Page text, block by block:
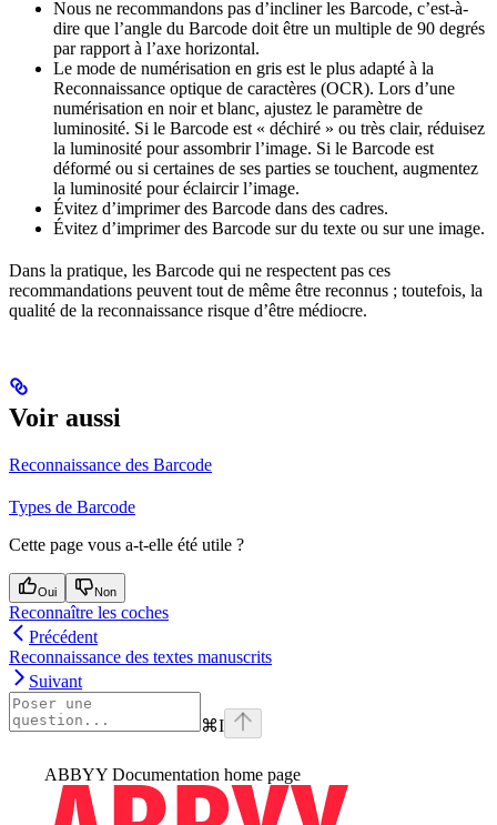
Nous ne recommandons pas d’incliner les Barcode, c’est-à-
dire que l’angle du Barcode doit être un multiple de 90 degrés
par rapport à l’axe horizontal.
Le mode de numérisation en gris est le plus adapté à la
Reconnaissance optique de caractères (OCR). Lors d’une
numérisation en noir et blanc, ajustez le paramètre de
luminosité. Si le Barcode est « déchiré » ou très clair, réduisez
la luminosité pour assombrir l’image. Si le Barcode est
déformé ou si certaines de ses parties se touchent, augmentez
la luminosité pour éclaircir l’image.
Évitez d’imprimer des Barcode dans des cadres.
Évitez d’imprimer des Barcode sur du texte ou sur une image.
Dans la pratique, les Barcode qui ne respectent pas ces
recommandations peuvent tout de même être reconnus ; toutefois, la
qualité de la reconnaissance risque d’être médiocre.
Voir aussi
Reconnaissance des Barcode
Types de Barcode
Cette page vous a-t-elle été utile ?
Oui Non
Reconnaître les coches
Précédent
Reconnaissance des textes manuscrits
Suivant
⌘I
ABBYY Documentation home page